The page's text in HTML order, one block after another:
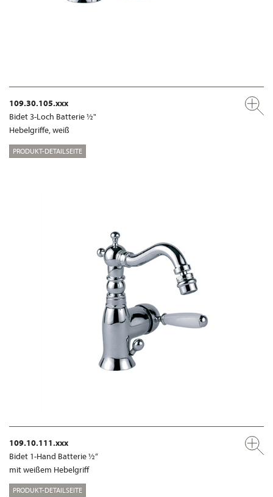
109.30.105.xxx
Bidet 3-Loch Batterie ½"
Hebelgriffe, weiß
PRODUKT-DETAILSEITE
109.10.111.xxx
Bidet 1-Hand Batterie ½“
mit weißem Hebelgriff
PRODUKT-DETAILSEITE